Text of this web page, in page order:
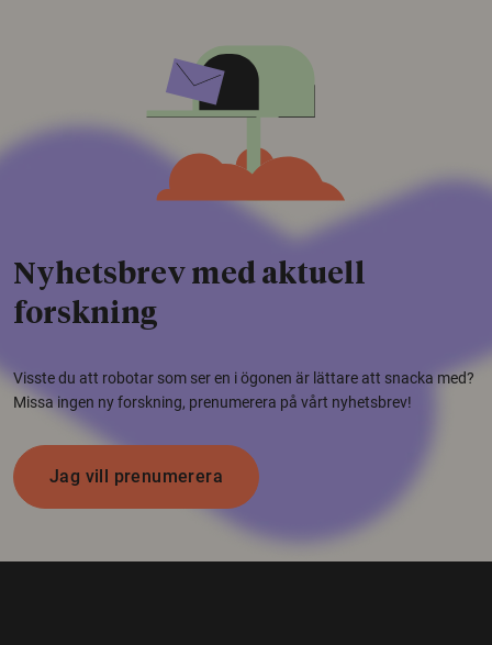
Nyhetsbrev med aktuell
forskning
Visste du att robotar som ser en i ögonen är lättare att snacka med?
Missa ingen ny forskning, prenumerera på vårt nyhetsbrev!
Jag vill prenumerera